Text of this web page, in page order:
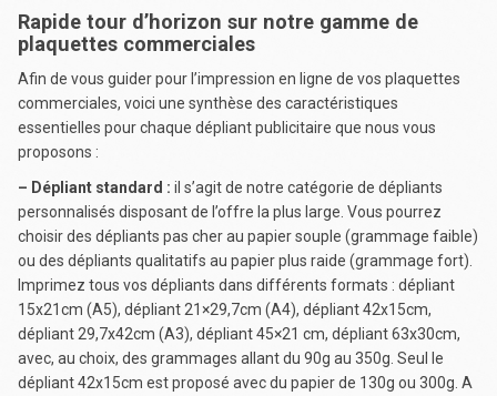
Rapide tour d’horizon sur notre gamme de
plaquettes commerciales
Afin de vous guider pour l’impression en ligne de vos plaquettes
commerciales, voici une synthèse des caractéristiques
essentielles pour chaque dépliant publicitaire que nous vous
proposons :
– Dépliant standard : il s’agit de notre catégorie de dépliants
personnalisés disposant de l’offre la plus large. Vous pourrez
choisir des dépliants pas cher au papier souple (grammage faible)
ou des dépliants qualitatifs au papier plus raide (grammage fort).
Imprimez tous vos dépliants dans différents formats : dépliant
15x21cm (A5), dépliant 21×29,7cm (A4), dépliant 42x15cm,
dépliant 29,7x42cm (A3), dépliant 45×21 cm, dépliant 63x30cm,
avec, au choix, des grammages allant du 90g au 350g. Seul le
dépliant 42x15cm est proposé avec du papier de 130g ou 300g. A